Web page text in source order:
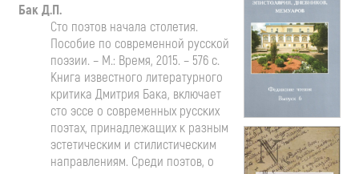
Бак Д.П.
Сто поэтов начала столетия.
Пособие по современной русской
поэзии. – М.: Время, 2015. – 576 с.
Книга известного литературного
критика Дмитрия Бака, включает
сто эссе о современных русских
поэтах, принадлежащих к разным
эстетическим и стилистическим
направлениям. Среди поэтов, о